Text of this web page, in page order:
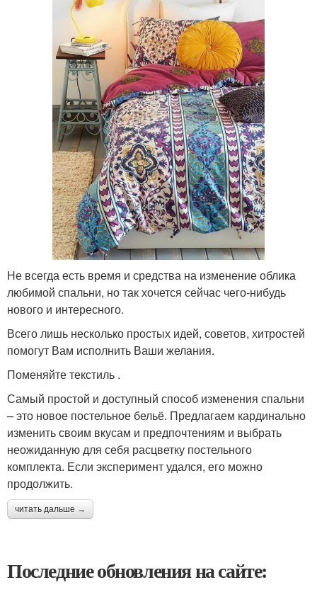
Не всегда есть время и средства на изменение облика
любимой спальни, но так хочется сейчас чего-нибудь
нового и интересного.
Всего лишь несколько простых идей, советов, хитростей
помогут Вам исполнить Ваши желания.
Поменяйте текстиль .
Самый простой и доступный способ изменения спальни
– это новое постельное бельё. Предлагаем кардинально
изменить своим вкусам и предпочтениям и выбрать
неожиданную для себя расцветку постельного
комплекта. Если эксперимент удался, его можно
продолжить.
читать дальше →
Последние обновления на сайте: